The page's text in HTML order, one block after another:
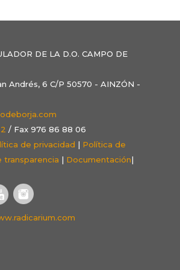
DE LA D.O. CAMPO DE
Andrés, 6 C/P 50570 - AINZÓN -
/ Fax 976 86 88 06
de privacidad | Política de
transparencia | Documentación|